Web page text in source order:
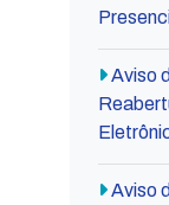
Aviso
Aviso